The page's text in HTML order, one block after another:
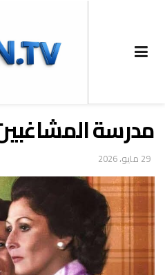
مدرسة المشاغبين
29 مايو، 2026